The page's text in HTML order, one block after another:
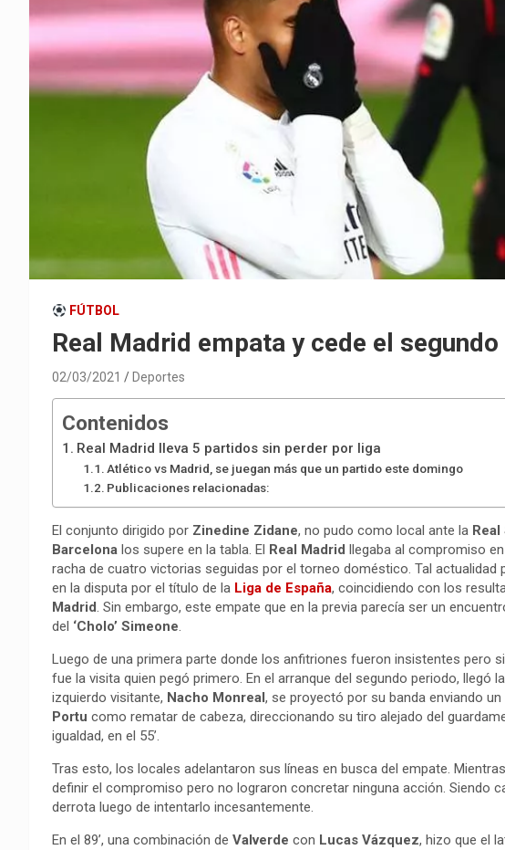
FÚTBOL
Real Madrid empata y cede el
02/03/2021 Deportes
Contenidos
Real Madrid lleva 5 partidos sin perder por liga
Atlético vs Madrid, se juegan más que un partido este domingo
Publicaciones relacionadas:
El conjunto dirigido por Zinedine Zidane, no pudo como local ante la Real
Barcelona los supere en la tabla. El Real Madrid llegaba al compromiso
racha de cuatro victorias seguidas por el torneo doméstico. Tal actualidad
en la disputa por el título de la Liga de España, coincidiendo con los
Madrid. Sin embargo, este empate que en la previa parecía ser un
del ‘Cholo’ Simeone.
Luego de una primera parte donde los anfitriones fueron insistentes pero
fue la visita quien pegó primero. En el arranque del segundo periodo, llegó
izquierdo visitante, Nacho Monreal, se proyectó por su banda enviando
Portu como rematar de cabeza, direccionando su tiro alejado del
igualdad, en el 55’.
Tras esto, los locales adelantaron sus líneas en busca del empate.
definir el compromiso pero no lograron concretar ninguna acción. Siendo
derrota luego de intentarlo incesantemente.
En el 89’, una combinación de Valverde con Lucas Vázquez, hizo que el